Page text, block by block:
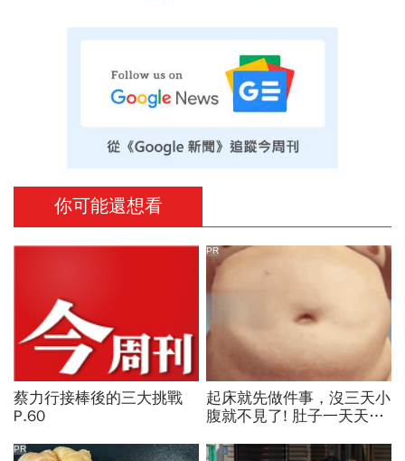
你可能還想看
蔡力行接棒後的三大挑戰
P.60
起床就先做件事，沒三天小
腹就不見了! 肚子一天天變
PR
PR